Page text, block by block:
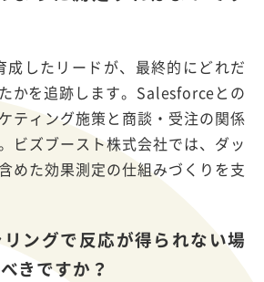
成したリードが、最終的にどれだ
かを追跡します。Salesforceとの
ティング施策と商談・受注の関係
ビズブースト株式会社では、ダッ
めた効果測定の仕組みづくりを支
ングで反応が得られない場
きですか？